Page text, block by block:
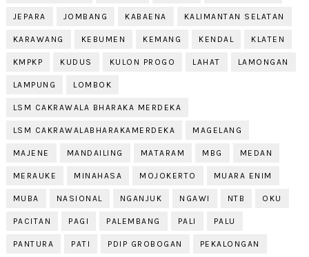
JEPARA JOMBANG KABAENA KALIMANTAN SELATAN
KARAWANG KEBUMEN KEMANG KENDAL KLATEN
KMPKP KUDUS KULON PROGO LAHAT LAMONGAN
LAMPUNG LOMBOK
LSM CAKRAWALA BHARAKA MERDEKA
LSM CAKRAWALABHARAKAMERDEKA MAGELANG
MAJENE MANDAILING MATARAM MBG MEDAN
MERAUKE MINAHASA MOJOKERTO MUARA ENIM
MUBA NASIONAL NGANJUK NGAWI NTB OKU
PACITAN PAGI PALEMBANG PALI PALU
PANTURA PATI PDIP GROBOGAN PEKALONGAN